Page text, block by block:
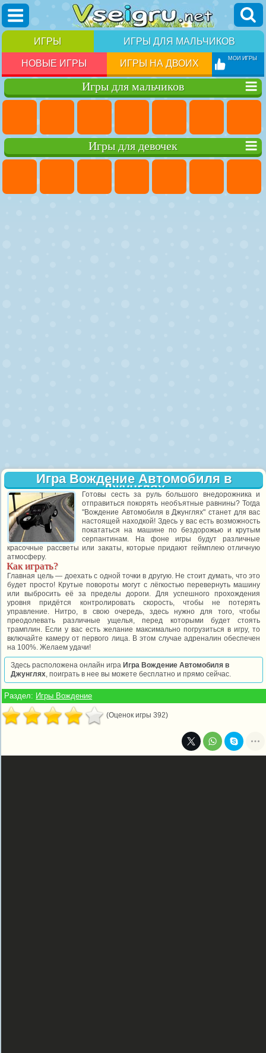
ИГРЫ ИГРЫ ДЛЯ МАЛЬЧИКОВ
НОВЫЕ ИГРЫ ИГРЫ НА ДВОИХ МОИ ИГРЫ
Игры для мальчиков
Игры для девочек
Игра Вождение Автомобиля в
Джунглях
Готовы сесть за руль большого внедорожника и
отправиться покорять необъятные равнины? Тогда
"Вождение Автомобиля в Джунглях" станет для вас
настоящей находкой! Здесь у вас есть возможность
покататься на машине по бездорожью и крутым
серпантинам. На фоне игры будут различные
красочные рассветы или закаты, которые придают геймплею отличную
атмосферу.
Как играть?
Главная цель — доехать с одной точки в другую. Не стоит думать, что это
будет просто! Крутые повороты могут с лёгкостью перевернуть машину
или выбросить её за пределы дороги. Для успешного прохождения
уровня придётся контролировать скорость, чтобы не потерять
управление. Нитро, в свою очередь, здесь нужно для того, чтобы
преодолевать различные ущелья, перед которыми будет стоять
трамплин. Если у вас есть желание максимально погрузиться в игру, то
включайте камеру от первого лица. В этом случае адреналин обеспечен
на 100%. Желаем удачи!
Здесь расположена онлайн игра Игра Вождение Автомобиля в
Джунглях, поиграть в нее вы можете бесплатно и прямо сейчас.
Раздел: Игры Вождение
(Оценок игры 392)